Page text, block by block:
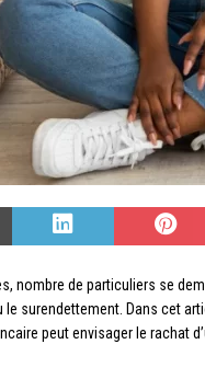
nombre de particuliers se
le surendettement. Dans cet
peut envisager le rachat